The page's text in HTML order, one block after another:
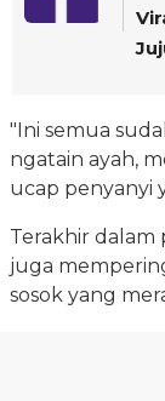
"Ini semua
ngatain ayah,
ucap penyanyi
Terakhir
juga
sosok yang